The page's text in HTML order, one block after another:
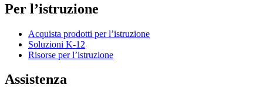
Per l’istruzione
Acquista prodotti per l’istruzione
Soluzioni K-12
Risorse per l’istruzione
Assistenza